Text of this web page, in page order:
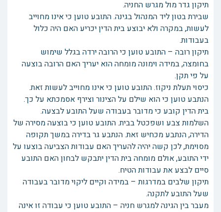
תיקון גדר מול מגרש החניה.
שבירת בטון ליד המנהול בגינה. התובע טוען כי אינו מחוייב
לעשות, במקרה ולא יבוצע בית הדין יכריע האם היה כלול
בעבודות.
תיקון רובה – התובע טוען כי הרובה ירדה בגלל שימוש
בחומצה, במידה וימונה מומחה הוא יעריך האם הרובה בוצעה
על פי תקן.
כיסוי תעלת ניקוז. התובע טוען כי אינו מחוייב לעשות זאת.
הנתבע טוען כי הוא שילם על הצינור וצירף אסמכתא על כך.
בית הדין קובע כי מדובר בעבודה שעל התובע לבצעה.
השלמות צבע ושפכטל בבית. התובע טוען כי בוצעה מסירה של
הדירה, הנתבע מכחיש זאת. הנתבע גר בדירה במשך תקופה
מסוימת, לכן קשה יהיה להעריך האם עבודות הצביעה בוצעו על
ידי התובע, אולם מומחה בית הדין יתבקש לבחון האם התובע
סיים לבצע את עבודות הטיח.
תיקון שלבים במדרגות – במידה וקיים ליקוי מדובר בעבודה
שעל התובע לתקנה.
מעבר בין הגינה למגרש חניה – התובע טוען כי עבודה זו אינה